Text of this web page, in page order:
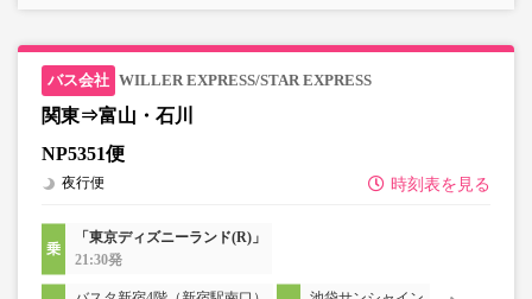
WILLER EXPRESS/STAR EXPRESS
関東⇒富山・石川
NP5351便
時刻表を見る
夜行便
「東京ディズニーランド(R)」
21:30発